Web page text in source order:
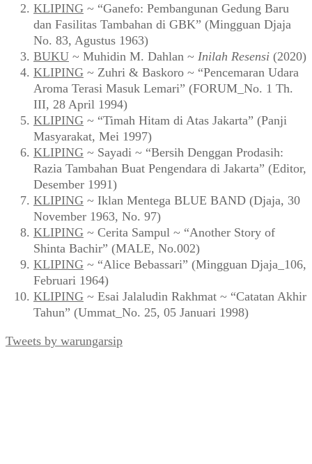
KLIPING ~ “Ganefo: Pembangunan Gedung Baru
dan Fasilitas Tambahan di GBK” (Mingguan Djaja
No. 83, Agustus 1963)
BUKU ~ Muhidin M. Dahlan ~ Inilah Resensi (2020)
KLIPING ~ Zuhri & Baskoro ~ “Pencemaran Udara
Aroma Terasi Masuk Lemari” (FORUM_No. 1 Th.
III, 28 April 1994)
KLIPING ~ “Timah Hitam di Atas Jakarta” (Panji
Masyarakat, Mei 1997)
KLIPING ~ Sayadi ~ “Bersih Denggan Prodasih:
Razia Tambahan Buat Pengendara di Jakarta” (Editor,
Desember 1991)
KLIPING ~ Iklan Mentega BLUE BAND (Djaja, 30
November 1963, No. 97)
KLIPING ~ Cerita Sampul ~ “Another Story of
Shinta Bachir” (MALE, No.002)
KLIPING ~ “Alice Bebassari” (Mingguan Djaja_106,
Februari 1964)
KLIPING ~ Esai Jalaludin Rakhmat ~ “Catatan Akhir
Tahun” (Ummat_No. 25, 05 Januari 1998)
Tweets by warungarsip